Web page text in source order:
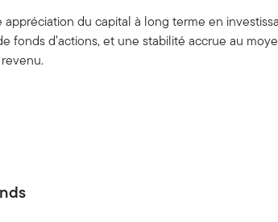
du capital à long terme en
fonds d’actions, et une stabilité accrue au